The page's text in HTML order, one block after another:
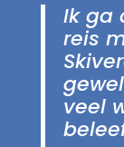
Ik ga
reis
veel